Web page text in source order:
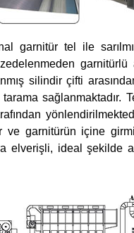
garnitür tel ile
silindir çifti
sağlanmaktadır.
ve garnitürün içine
elverişli, ideal şekilde